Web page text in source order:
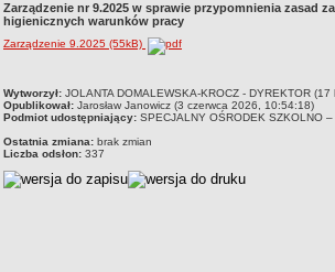
Zarządzenie nr 9.2025 w sprawie przypomnienia zasad
higienicznych warunków pracy
Zarządzenie 9.2025 (55kB)
metryczka
Wytworzył: JOLANTA DOMALEWSKA-KROCZ - DYREKTOR
Opublikował: Jarosław Janowicz (3 czerwca 2026, 10:54:18)
Podmiot udostępniający: SPECJALNY OŚRODEK SZKOLNO –
Ostatnia zmiana: brak zmian
Liczba odsłon: 337